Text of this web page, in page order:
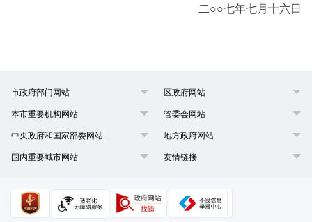
二○○七年七月十六日
市政府部门网站 区政府网站
本市重要机构网站 管委会网站
中央政府和国家部委网站 地方政府网站
国内重要城市网站 友情链接